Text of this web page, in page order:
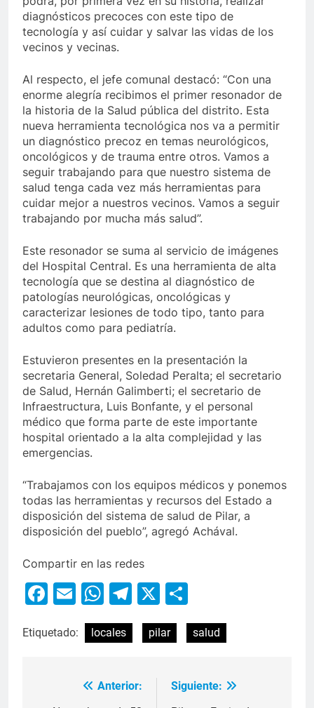
diagnósticos precoces con este tipo de
tecnología y así cuidar y salvar las vidas de los
vecinos y vecinas.
Al respecto, el jefe comunal destacó: “Con una
enorme alegría recibimos el primer resonador de
la historia de la Salud pública del distrito. Esta
nueva herramienta tecnológica nos va a permitir
un diagnóstico precoz en temas neurológicos,
oncológicos y de trauma entre otros. Vamos a
seguir trabajando para que nuestro sistema de
salud tenga cada vez más herramientas para
cuidar mejor a nuestros vecinos. Vamos a seguir
trabajando por mucha más salud”.
Este resonador se suma al servicio de imágenes
del Hospital Central. Es una herramienta de alta
tecnología que se destina al diagnóstico de
patologías neurológicas, oncológicas y
caracterizar lesiones de todo tipo, tanto para
adultos como para pediatría.
Estuvieron presentes en la presentación la
secretaria General, Soledad Peralta; el secretario
de Salud, Hernán Galimberti; el secretario de
Infraestructura, Luis Bonfante, y el personal
médico que forma parte de este importante
hospital orientado a la alta complejidad y las
emergencias.
“Trabajamos con los equipos médicos y ponemos
todas las herramientas y recursos del Estado a
disposición del sistema de salud de Pilar, a
disposición del pueblo”, agregó Achával.
Compartir en las redes
Facebook
EmailWhatsApp
Telegram
X
Etiquetado: locales pilar salud
Anterior:
Siguiente: